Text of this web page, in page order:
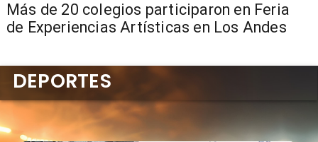
Más de 20 colegios participaron en Feria
de Experiencias Artísticas en Los Andes
DEPORTES